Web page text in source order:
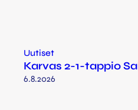
Uutiset
Karvas 2-1-tappio
6.8.2026